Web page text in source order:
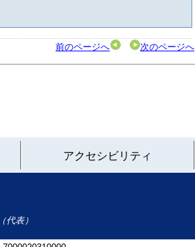
前のページへ 次のページへ
アクセシビリティ
代表）